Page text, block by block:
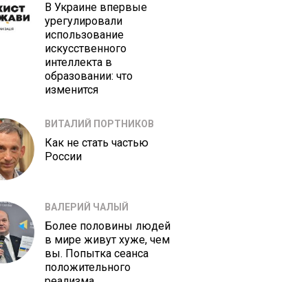
В Украине впервые
урегулировали
использование
искусственного
интеллекта в
образовании: что
изменится
ВИТАЛИЙ ПОРТНИКОВ
Как не стать частью
России
ВАЛЕРИЙ ЧАЛЫЙ
Более половины людей
в мире живут хуже, чем
вы. Попытка сеанса
положительного